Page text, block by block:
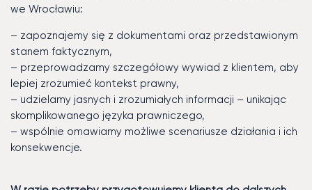
we Wrocławiu:
– zapoznajemy się z dokumentami oraz przedstawionym
stanem faktycznym,
– przeprowadzamy szczegółowy wywiad z klientem, aby
lepiej zrozumieć kontekst prawny,
– udzielamy jasnych i zrozumiałych informacji – unikając
skomplikowanego języka prawniczego,
– wspólnie omawiamy możliwe scenariusze działania i ich
konsekwencje.